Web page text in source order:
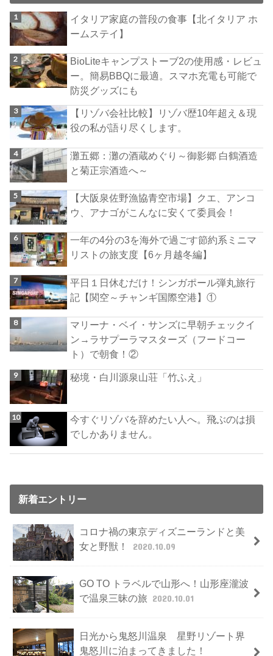
イタリア家庭の普段の食事【北イタリア ホ
ームステイ】
BioLiteキャンプストーブ2の使用感・レビュ
ー。簡易BBQに最適。スマホ充電も可能で
防災グッズにも
【リゾバ会社比較】リゾバ歴10年超え＆現
役の私が語り尽くします。
灘五郷：灘の酒蔵めぐり～御影郷 白鶴酒造
と菊正宗酒造へ～
【大阪泉佐野漁協青空市場】クエ、アンコ
ウ、アナゴがこんなに安くて委員会！
一年の4分の3を海外で過ごす節約系ミニマ
リストの旅支度【6ヶ月越冬編】
平日１日休むだけ！シンガポール弾丸旅行
記【関空～チャンギ国際空港】①
マリーナ・ベイ・サンズに早朝チェックイ
ン→ラサプーラマスターズ（フードコー
ト）で朝食！②
秘境・白川源泉山荘「竹ふえ」
今すぐリゾバを辞めたい人へ。飛ぶのは損
でしかありません。
新着エントリー
コロナ禍の東京ディズニーランドと美
女と野獣！
2020.10.09
GO TO トラベルで山形へ！山形座瀧波
で温泉三昧の旅 2020.10.01
日光から鬼怒川温泉 星野リゾート界
鬼怒川に泊まってきました！